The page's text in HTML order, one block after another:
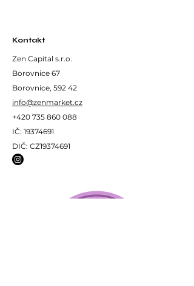
Kontakt
Zen Capital s.r.o.
Borovnice 67
Borovnice, 592 42
info@zenmarket.cz
+420 735 860 088
IČ: 19374691
DIČ: CZ19374691